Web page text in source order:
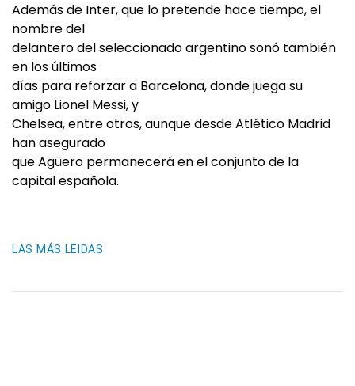
Además de Inter, que lo pretende hace tiempo, el
nombre del
delantero del seleccionado argentino sonó también
en los últimos
días para reforzar a Barcelona, donde juega su
amigo Lionel Messi, y
Chelsea, entre otros, aunque desde Atlético Madrid
han asegurado
que Agüero permanecerá en el conjunto de la
capital española.
LAS MÁS LEIDAS